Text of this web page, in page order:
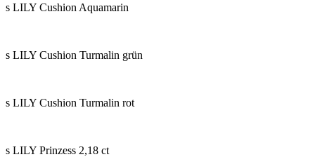
s LILY Cushion Aquamarin
s LILY Cushion Turmalin grün
s LILY Cushion Turmalin rot
s LILY Prinzess 2,18 ct